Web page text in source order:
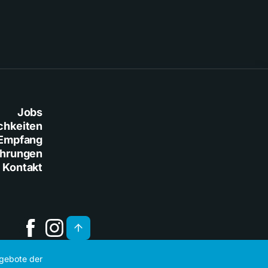
Jobs
Kontakt
der